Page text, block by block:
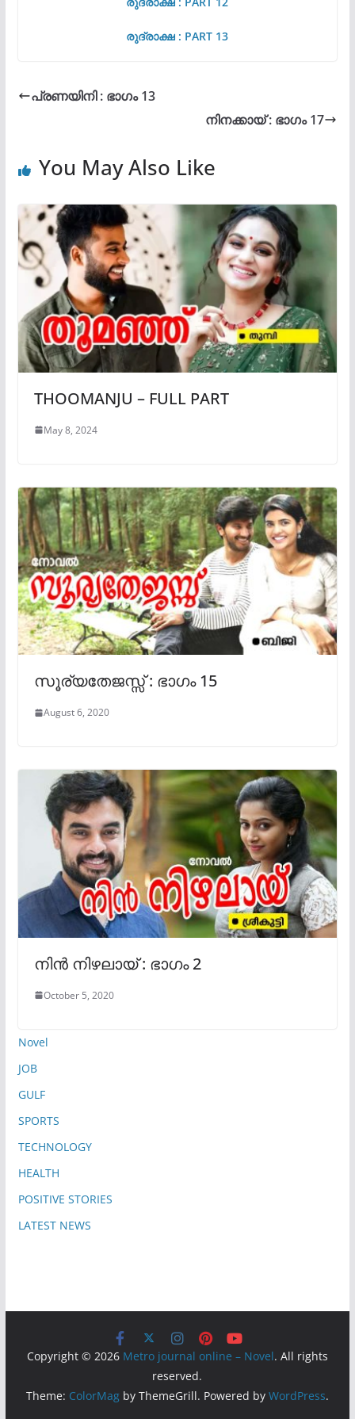
രുദ്രാക്ഷ : PART 13
പ്രണയിനി : ഭാഗം 13
നിനക്കായ്‌ : ഭാഗം 17
You May Also Like
THOOMANJU – FULL PART
May 8, 2024
സൂര്യതേജസ്സ് : ഭാഗം 15
August 6, 2020
നിൻ നിഴലായ് : ഭാഗം 2
October 5, 2020
Novel
JOB
GULF
SPORTS
TECHNOLOGY
HEALTH
POSITIVE STORIES
LATEST NEWS
Copyright © 2026 Metro journal online – Novel. All rights
reserved.
Theme: ColorMagby ThemeGrill. Powered by WordPress.